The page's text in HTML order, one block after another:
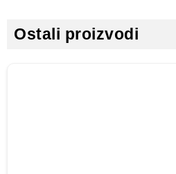
Ostali proizvodi